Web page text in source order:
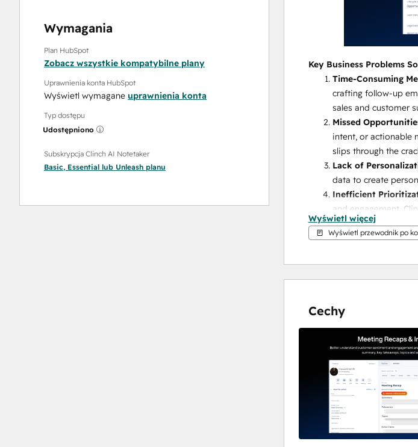
Wymagania
Plan HubSpot
Zobacz wszystkie kompatybilne plany
Uprawnienia konta HubSpot
Wyświetl wymagane uprawnienia konta
Typ dostępu
Udostępniono
Subskrypcja Clinch AI Notetaker
Basic, Essential lub Unleash planu
Key Business Problems
Time-Consuming
crafting follow-up
sales and customer
Missed
intent, or actionable
slips through the
Lack of
data to create
Inefficient
and engagement.
the most promising
Disconnected
keeping everything
faster, and build stronger
Wyświetl więcej
Wyświetl przewodnik po
Cechy